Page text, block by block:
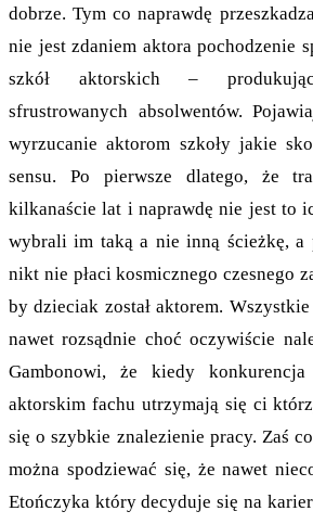
dobrze. Tym co naprawdę
nie jest zdaniem aktora pochodzenie
szkół aktorskich –
sfrustrowanych absolwentów.
wyrzucanie aktorom szkoły jakie
sensu. Po pierwsze dlatego, że
kilkanaście lat i naprawdę nie jest to
wybrali im taką a nie inną ścieżkę, a
nikt nie płaci kosmicznego czesnego
by dzieciak został aktorem.
nawet rozsądnie choć oczywiście
Gambonowi, że kiedy
aktorskim fachu utrzymają się ci
się o szybkie znalezienie pracy. Zaś
można spodziewać się, że nawet
Etończyka który decyduje się na